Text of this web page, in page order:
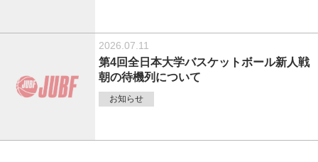
2026.07.11
第4回全日本大学バスケットボール新人戦
朝の待機列について
お知らせ